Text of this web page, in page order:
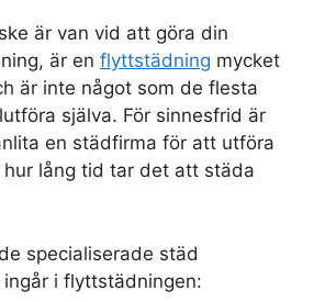
är van vid att göra din
är en flyttstädning mycket
är inte något som de flesta
själva. För sinnesfrid är
en städfirma för att utföra
lång tid tar det att städa
specialiserade städ
i flyttstädningen: